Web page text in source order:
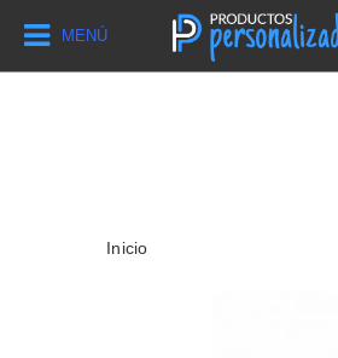
MENÚ
Inicio